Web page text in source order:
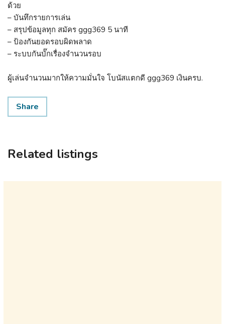
ด้วย
– บันทึกรายการเล่น
– สรุปข้อมูลทุก สมัคร ggg369 5 นาที
– ป้องกันยอดรอบผิดพลาด
– ระบบกันบั๊กเรื่องจำนวนรอบ
ผู้เล่นจำนวนมากให้ความมั่นใจ โบนัสแตกดี ggg369 เงินครบ.
Share
Related listings